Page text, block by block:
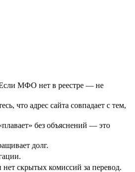
Если МФО нет в реестре — не
что адрес сайта совпадает с тем,
без объяснений — это
долг.
скрытых комиссий за перевод.